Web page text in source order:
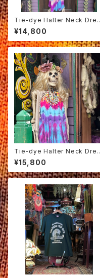
Tie-dye Halter Neck Dres
ses A
¥14,800
Tie-dye Halter Neck Dres
ses
¥15,800